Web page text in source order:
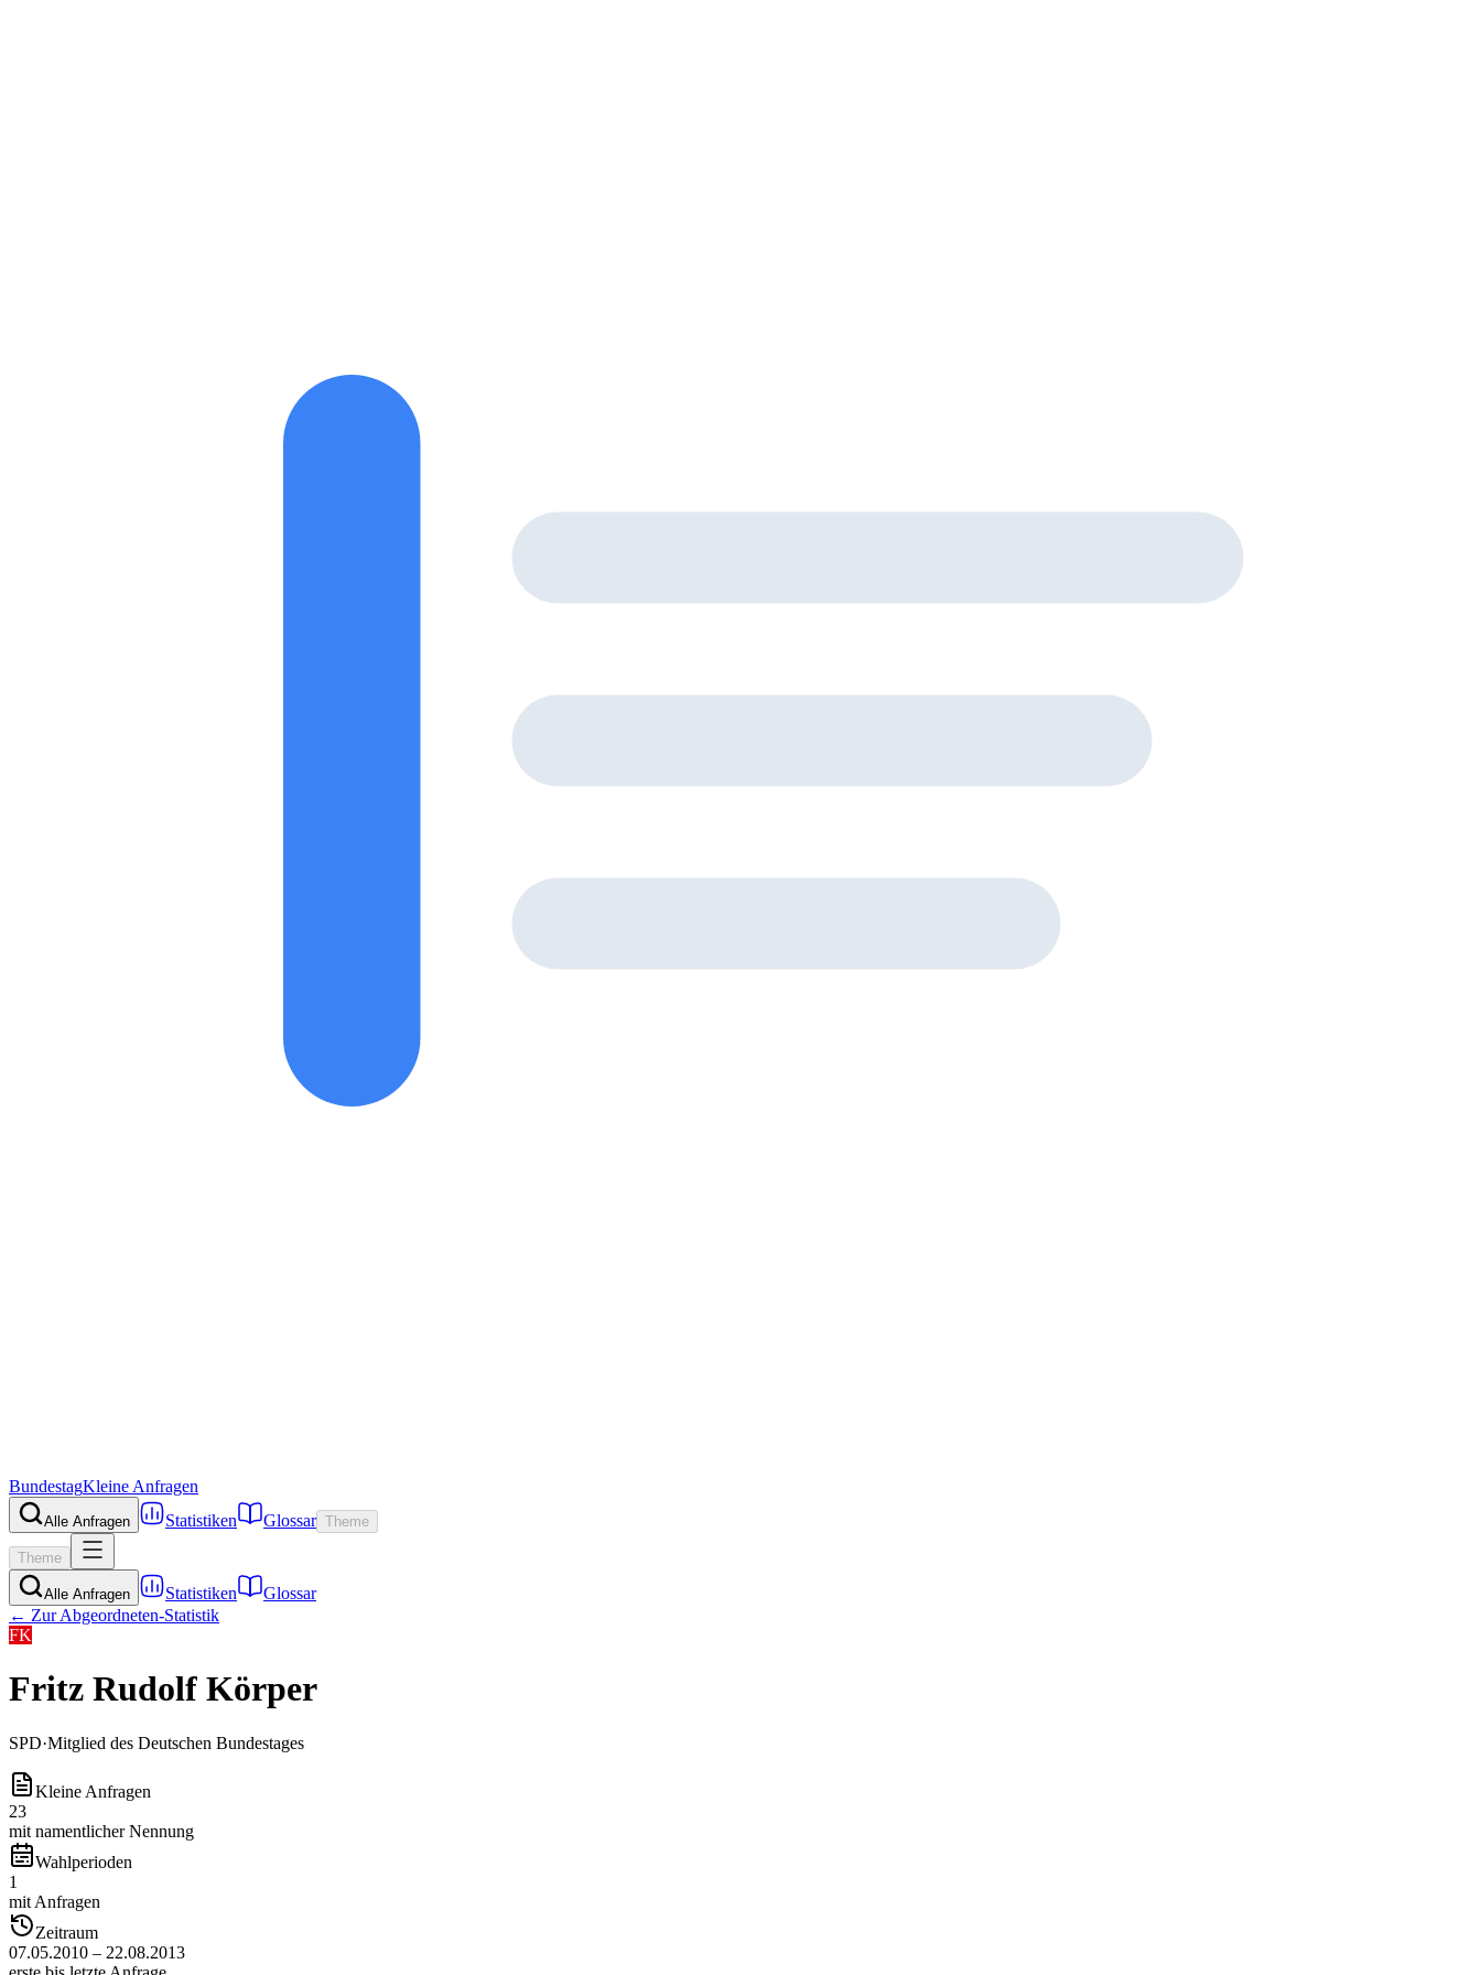
BundestagKleine Anfragen
Alle Anfragen Statistiken Glossar Theme
Theme
Alle Anfragen Statistiken
Glossar
← Zur Abgeordneten-Statistik
FK
Fritz Rudolf Körper
SPD·Mitglied des Deutschen Bundestages
Kleine Anfragen
23
mit namentlicher Nennung
Wahlperioden
1
mit Anfragen
Zeitraum
07.05.2010 – 22.08.2013